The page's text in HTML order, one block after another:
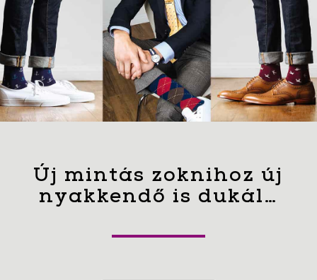
Új mintás zoknihoz új
nyakkendő is dukál…